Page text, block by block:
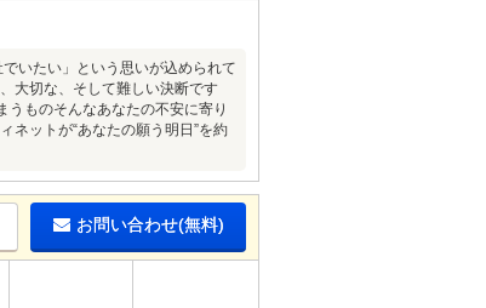
たい」という思いが込められて
大切な、そして難しい決断です
うものそんなあなたの不安に寄り
ネットが“あなたの願う明日”を約
お問い合わせ(無料)